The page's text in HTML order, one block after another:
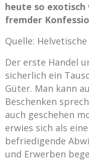
heute so exotisch
fremder
Quelle:
Der erste Handel
sicherlich ein
Güter. Man kann
Beschenken
auch geschehen
erwies sich als
befriedigende
und Erwerben